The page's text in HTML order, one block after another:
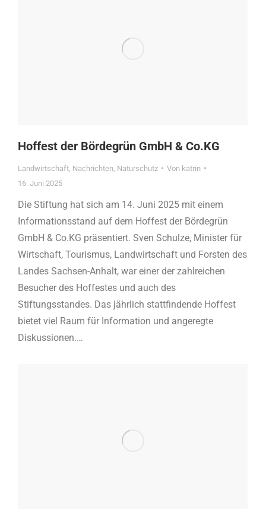
Hoffest der Bördegrün GmbH & Co.KG
Landwirtschaft Nachrichten Naturschutz Von katrin
16. Juni 2025
Die Stiftung hat sich am 14. Juni 2025 mit einem
Informationsstand auf dem Hoffest der Bördegrün
GmbH & Co.KG präsentiert. Sven Schulze, Minister für
Wirtschaft, Tourismus, Landwirtschaft und Forsten des
Landes Sachsen-Anhalt, war einer der zahlreichen
Besucher des Hoffestes und auch des
Stiftungsstandes. Das jährlich stattfindende Hoffest
bietet viel Raum für Information und angeregte
Diskussionen.…